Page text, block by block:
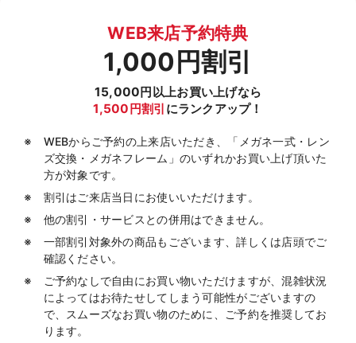
WEB来店予約特典
1,000円割引
15,000円以上お買い上げなら
1,500円割引 にランクアップ！
WEBからご予約の上来店いただき、「メガネ一式・レン
ズ交換・メガネフレーム」のいずれかお買い上げ頂いた
方が対象です。
割引はご来店当日にお使いいただけます。
他の割引・サービスとの併用はできません。
一部割引対象外の商品もございます、詳しくは店頭でご
確認ください。
ご予約なしで自由にお買い物いただけますが、混雑状況
によってはお待たせしてしまう可能性がございますの
で、スムーズなお買い物のために、ご予約を推奨してお
ります。